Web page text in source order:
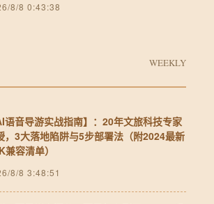
8/8 0:43:38
WEEKLY
语音导游实战指南】：20年文旅科技专家
，3大落地陷阱与5步部署法（附2024最新
兼容清单）
8/8 3:48:51